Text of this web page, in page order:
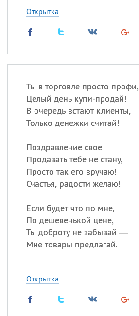
Открытка
Ты в торговле просто профи,
Целый день купи-продай!
В очередь встают клиенты,
Только денежки считай!
Поздравление свое
Продавать тебе не стану,
Просто так его вручаю!
Счастья, радости желаю!
Если будет что по мне,
По дешевенькой цене,
Ты доброту не забывай —
Мне товары предлагай.
Открытка